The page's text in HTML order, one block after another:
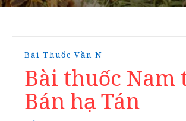
Bài Thuốc Vần N
Bài thuốc Nam
Bán hạ Tán